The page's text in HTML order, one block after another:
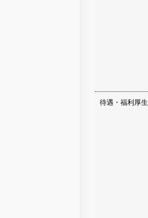
待遇・福利厚生